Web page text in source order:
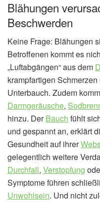
Blähungen
Beschwerden
Keine Frage: Blähungen
Betroffenen kommt es
„Luftabgängen“ aus dem
krampfartigen
Unterbauch. Zudem
Darmgeräusche,
hinzu. DerBauch fühlt
und gespannt an, erklärt
Gesundheit auf ihrer
gelegentlich weitere
Durchfall, Verstopfung
Symptome führen
Unwohlsein. Und nicht